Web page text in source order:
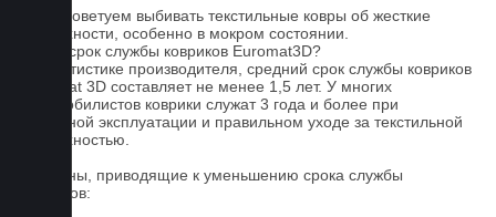
5. Не советуем выбивать текстильные ковры об жесткие
поверхности, особенно в мокром состоянии.
Какой срок службы ковриков Euromat3D?
По статистике производителя, средний срок службы ковриков
Euromat 3D составляет не менее 1,5 лет. У многих
автомобилистов коврики служат 3 года и более при
бережной эксплуатации и правильном уходе за текстильной
поверхностью.
Причины, приводящие к уменьшению срока службы
ковриков: